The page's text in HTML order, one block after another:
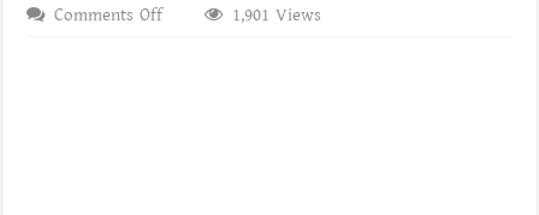
Comments Offon
1,901 Views